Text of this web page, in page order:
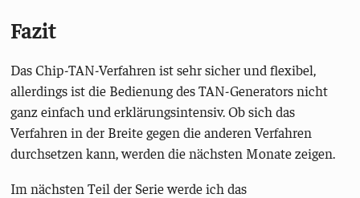
Fazit
Das Chip-TAN-Verfahren ist sehr sicher und flexibel,
allerdings ist die Bedienung des TAN-Generators nicht
ganz einfach und erklärungsintensiv. Ob sich das
Verfahren in der Breite gegen die anderen Verfahren
durchsetzen kann, werden die nächsten Monate zeigen.
Im nächsten Teil der Serie werde ich das